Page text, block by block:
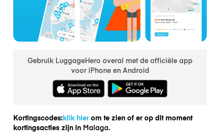
Gebruik LuggageHero overal met de officiële app
voor iPhone en Android
Kortingscodes:klik hierom te zien of er op dit moment
kortingsacties zijn in Malaga.